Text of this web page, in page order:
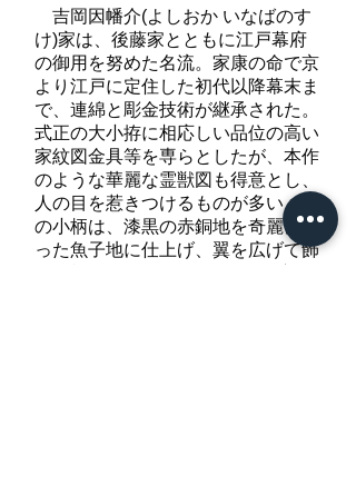
吉岡因幡介(よしおか いなばのす
け)家は、後藤家とともに江戸幕府
の御用を努めた名流。家康の命で京
より江戸に定住した初代以降幕末ま
で、連綿と彫金技術が継承された。
式正の大小拵に相応しい品位の高い
家紋図金具等を専らとしたが、本作
のような華麗な霊獣図も得意とし、
人の目を惹きつけるものが多い。こ
の小柄は、漆黒の赤銅地を奇麗に揃
った魚子地に仕上げ、翼を広げて飾